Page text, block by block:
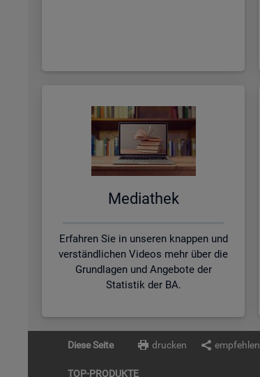
Me­dia­thek
Erfahren Sie in unseren knappen und
verständlichen Videos mehr über die
Grundlagen und Angebote der
Statistik der BA.
Diese Seite drucken empfehlen
TOP-PRO­DUK­TE